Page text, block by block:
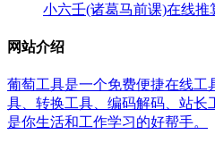
小六壬(诸葛马前课)在线推
网站介绍
葡萄工具是一个免费便捷在线工
具、转换工具、编码解码、站长
是你生活和工作学习的好帮手。